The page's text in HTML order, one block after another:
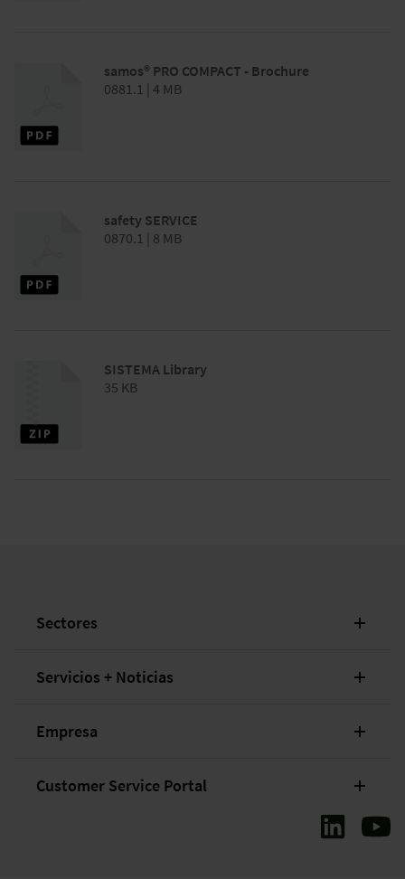
samos® PRO COMPACT - Brochure
0881.1 | 4 MB
safety SERVICE
0870.1 | 8 MB
SISTEMA Library
35 KB
Sectores
Servicios + Noticias
Empresa
Customer Service Portal